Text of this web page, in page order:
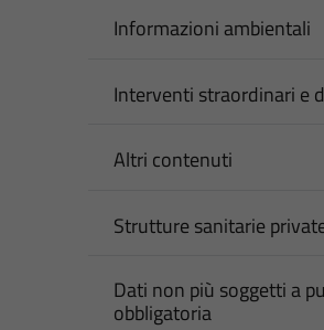
Informazioni ambientali
Interventi straordinari e
Altri contenuti
Strutture sanitarie
Dati non più soggetti a
obbligatoria